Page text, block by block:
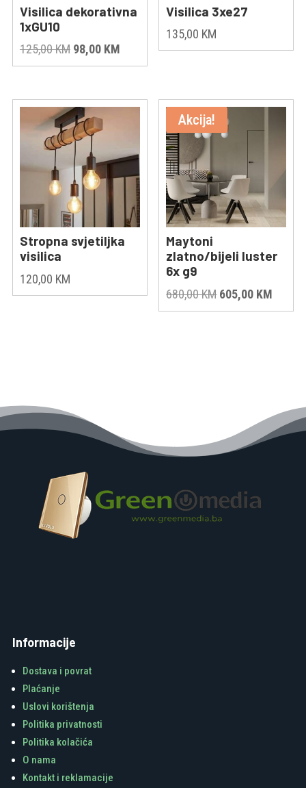
Visilica dekorativna
1xGU10
125,00KM Original
price
125,00 KM.
98,00 KMCurrent
price
98,00 KM.
Visilica 3xe27
135,00 KM
Stropna svjetiljka
visilica
120,00 KM
Akcija!
Maytoni
zlatno/bijeli luster
6x g9
680,00KM Original
price
605,00 KM
price
Informacije
Dostava i povrat
Plaćanje
Uslovi korištenja
Politika privatnosti
Politika kolačića
O nama
Kontakt i reklamacije